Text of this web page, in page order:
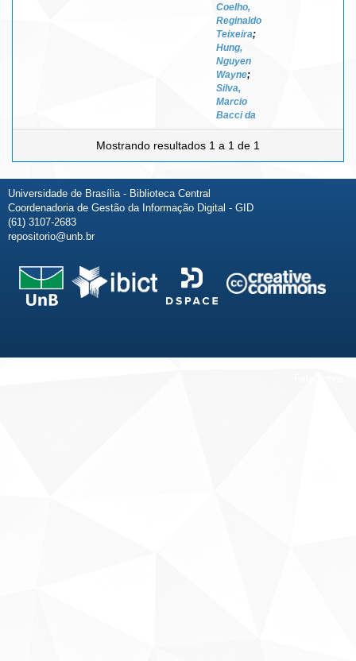
Coelho,
Reginaldo
Teixeira;
Hung,
Nguyen
Wayne;
Silva,
Marcio
Bacci da
Mostrando resultados 1 a 1 de 1
Universidade de Brasília - Biblioteca Central
Coordenadoria de Gestão da Informação Digital - GID
(61) 3107-2683
repositorio@unb.br